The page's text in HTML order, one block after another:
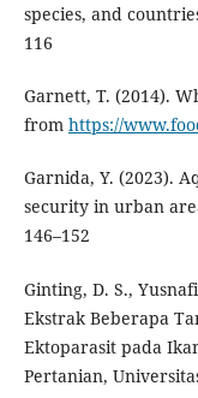
species, and
116
Garnett, T. (2014).
from https://
Garnida, Y. (2023).
security in urban
146–152
Ginting, D. S.,
Ekstrak Beberapa
Ektoparasit pada
Pertanian,